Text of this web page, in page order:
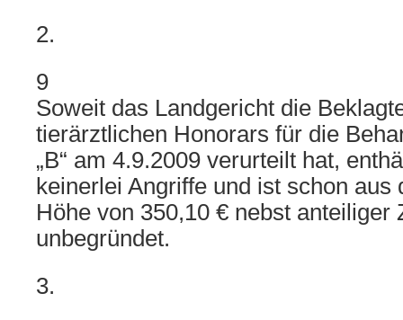
2.
9
Soweit das Landgericht die
tierärztlichen Honorars für die
„B“ am 4.9.2009 verurteilt hat,
keinerlei Angriffe und ist schon aus
Höhe von 350,10 € nebst anteiliger
unbegründet.
3.